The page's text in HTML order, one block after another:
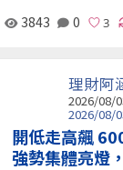
3843 0
理財阿
2026/08/
2026/08/
開低走高飆
強勢集體亮燈